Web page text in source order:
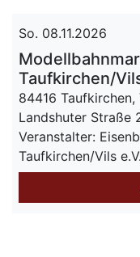
So. 08.11.2026
Taufkirchen/
84416 Taufkirchen,
Landshuter Straße
Veranstalter:
Taufkirchen/Vils